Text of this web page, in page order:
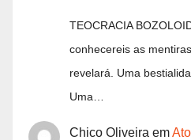
TEOCRACIA
conhecereis as
revelará. Uma
Uma…
Chico Oliveira em